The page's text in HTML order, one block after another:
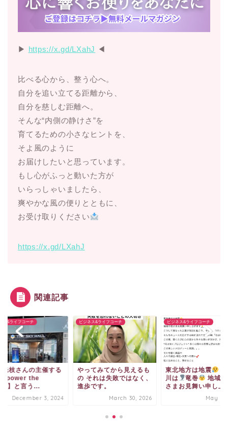
▶︎ https://x.gd/LXahJ ◀︎
比べる心から、整う心へ。
自分を追い立てる距離から、
自分を慈しむ距離へ。
そんな“内側の静けさ”を
育てるための小さなヒントを、
そよ風のように
お届けしたいと思っています。
もし心がふっと動いた方が
いらっしゃいましたら、
爽やかな風の便りとともに、
お受け取りください
https://x.gd/LXahJ
関連記事
ス&ライフコーチ
光枝さんの主催する
the
】と言う...
December 3, 2024
ビジネス&ライフコーチ
やってみてから見えるも
の それは失敗ではなく、
進歩です。
March 30, 2026
ビジネス&ライフコーチ
東北地方は地震
神
川は
竜巻
地域
さまお見舞い申し上
May 2,